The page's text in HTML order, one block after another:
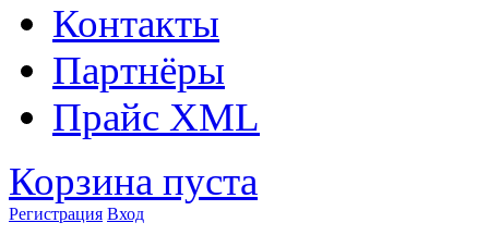
Контакты
Партнёры
Прайс XML
Корзина пуста
Регистрация Вход